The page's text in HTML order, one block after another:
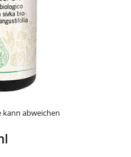
abweichen